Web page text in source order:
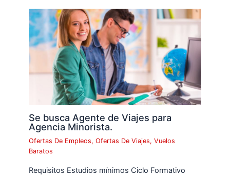
Se busca Agente de Viajes para
Agencia Minorista.
Ofertas De Empleos,Ofertas De Viajes,Vuelos
Baratos
Requisitos Estudios mínimos Ciclo Formativo